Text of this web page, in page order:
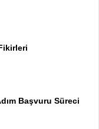
Başvuru Süreci